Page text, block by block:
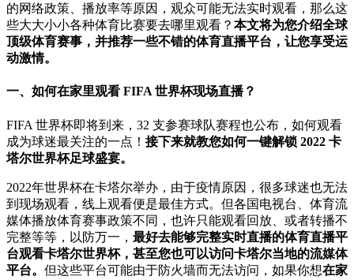
的网络政策、播放率等原因，观众可能无法实时观看，那么这
些大大小小各种体育比赛要去哪里观看？ 本文将为您介绍全球
顶级体育赛事，并推荐一些不错的体育直播平台，让您享受运
动激情。
一、如何在家里观看 FIFA 世界杯现场直播？
FIFA 世界杯即将到来，32 支参赛球队赛程也公布，如何观看
成为球迷最关注的一点！ 接下来就教您如何一键解锁 2022 卡
塔尔世界杯足球盛宴。
2022年世界杯在卡塔尔举办，由于疫情原因，很多球迷也无法
到现场观看，线上观看便是最佳方式。但各国电视台、体育流
媒体播放体育赛事政策不同，也许只能观看回放、或者转播不
完整等等，以防万一， 最好去能够完整实时直播的体育直播平
台观看卡塔尔世界杯，甚至您也可以访问卡塔尔当地的流媒体
平台。 但这些平台可能由于防火墙而无法访问，如果你想在家